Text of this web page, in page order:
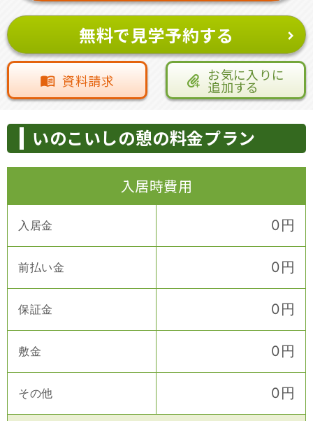
無料で見学予約する
資料請求 お気に入りに
追加する
いのこいしの憩の料金プラン
入居時費用
入居金 0円
前払い金 0円
保証金 0円
敷金 0円
その他 0円